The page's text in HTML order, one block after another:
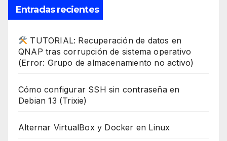
Entradas recientes
TUTORIAL: Recuperación de datos en
QNAP tras corrupción de sistema operativo
(Error: Grupo de almacenamiento no activo)
Cómo configurar SSH sin contraseña en
Debian 13 (Trixie)
Alternar VirtualBox y Docker en Linux